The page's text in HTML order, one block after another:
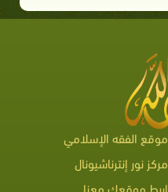
موقع الفقه الإسلامي
مركز نور إنترناشيونال
اربط موقعك معنا